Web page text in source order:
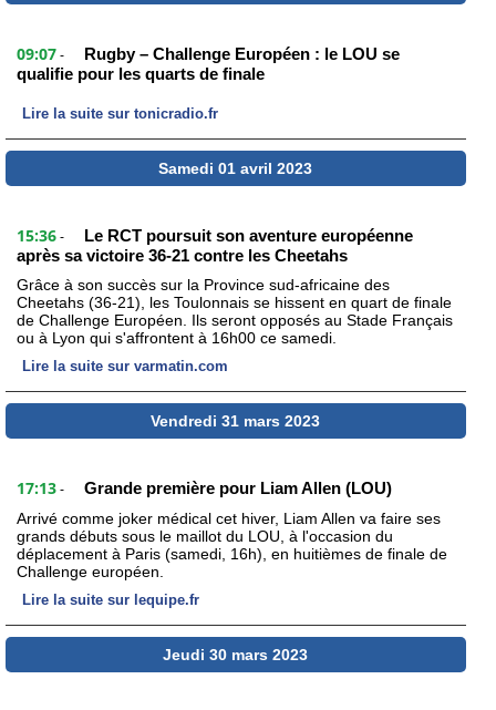
09:07 -
Rugby – Challenge Européen : le LOU se
qualifie pour les quarts de finale
Lire la suite sur tonicradio.fr
Samedi 01 avril 2023
15:36 -
Le RCT poursuit son aventure européenne
après sa victoire 36-21 contre les Cheetahs
Grâce à son succès sur la Province sud-africaine des
Cheetahs (36-21), les Toulonnais se hissent en quart de finale
de Challenge Européen. Ils seront opposés au Stade Français
ou à Lyon qui s'affrontent à 16h00 ce samedi.
Lire la suite sur varmatin.com
Vendredi 31 mars 2023
17:13 - Grande première pour Liam Allen (LOU)
Arrivé comme joker médical cet hiver, Liam Allen va faire ses
grands débuts sous le maillot du LOU, à l'occasion du
déplacement à Paris (samedi, 16h), en huitièmes de finale de
Challenge européen.
Lire la suite sur lequipe.fr
Jeudi 30 mars 2023